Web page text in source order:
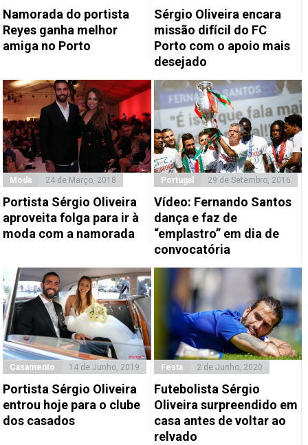
Namorada do portista
Reyes ganha melhor
amiga no Porto
Sérgio Oliveira encara
missão difícil do FC
Porto com o apoio mais
desejado
Moda 24 de Março, 2018
Portista Sérgio Oliveira
aproveita folga para ir à
moda com a namorada
Portugal 29 de Setembro, 2016
Vídeo: Fernando Santos
dança e faz de
“emplastro” em dia de
convocatória
Casamento 14 de Junho, 2019
Portista Sérgio Oliveira
entrou hoje para o clube
dos casados
Festa 2 de Junho, 2020
Futebolista Sérgio
Oliveira surpreendido em
casa antes de voltar ao
relvado